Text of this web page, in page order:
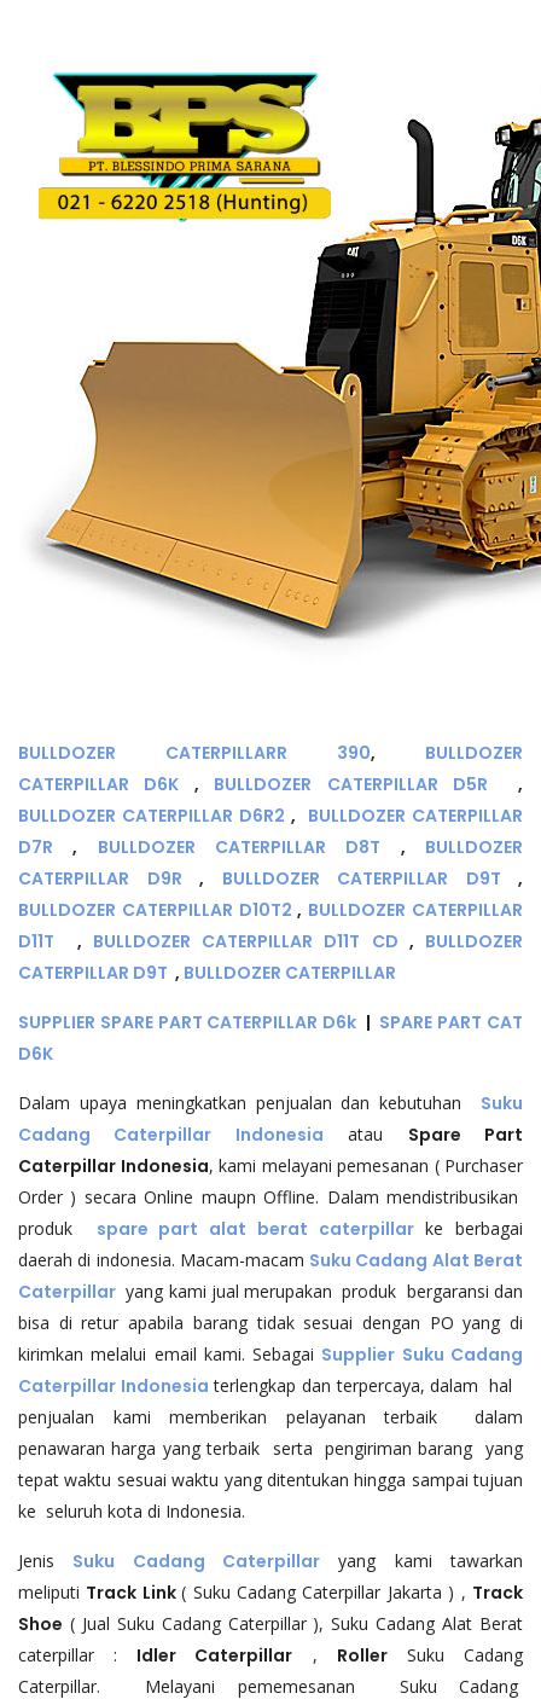
BULLDOZER CATERPILLARR 390, BULLDOZER
CATERPILLAR D6K , BULLDOZER CATERPILLAR D5R ,
BULLDOZER CATERPILLAR D6R2 , BULLDOZER CATERPILLAR
D7R , BULLDOZER CATERPILLAR D8T , BULLDOZER
CATERPILLAR D9R , BULLDOZER CATERPILLAR D9T ,
BULLDOZER CATERPILLAR D10T2 , BULLDOZER CATERPILLAR
D11T , BULLDOZER CATERPILLAR D11T CD , BULLDOZER
CATERPILLAR D9T , BULLDOZER CATERPILLAR
SUPPLIER SPARE PART CATERPILLAR D6k | SPARE PART CAT
D6K
Dalam upaya meningkatkan penjualan dan kebutuhan Suku
Cadang Caterpillar Indonesia atau Spare Part
Caterpillar Indonesia, kami melayani pemesanan ( Purchaser
Order ) secara Online maupn Offline. Dalam mendistribusikan
produk spare part alat berat caterpillarke berbagai
daerah di indonesia. Macam-macam Suku Cadang Alat Berat
Caterpillar yang kami jual merupakan produk bergaransi dan
bisa di retur apabila barang tidak sesuai dengan PO yang di
kirimkan melalui email kami. Sebagai Supplier Suku Cadang
Caterpillar Indonesia terlengkap dan terpercaya, dalam hal
penjualan kami memberikan pelayanan terbaik dalam
penawaran harga yang terbaik serta pengiriman barang yang
tepat waktu sesuai waktu yang ditentukan hingga sampai tujuan
ke seluruh kota di Indonesia.
Jenis Suku Cadang Caterpillar
yang kami tawarkan
meliputi Track Link( Suku Cadang Caterpillar Jakarta ) , Track
Shoe ( Jual Suku Cadang Caterpillar ), Suku Cadang Alat Berat
caterpillar : Idler Caterpillar , RollerSuku Cadang
Caterpillar. Melayani pememesanan Suku Cadang